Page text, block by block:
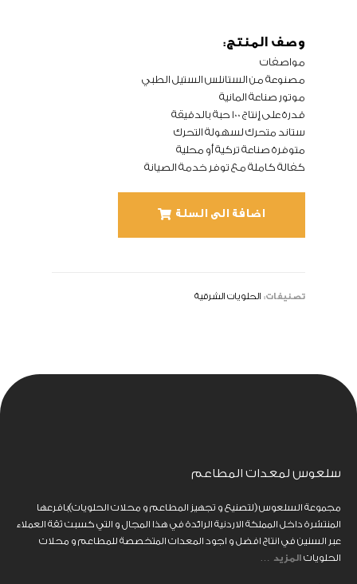
وصف المنتج:
مواصفات
مصنوعة من الستانلس الستيل الطبي
موتور صناعة المانية
قدرة على إنتاج 100 حبة بالدقيقة
ستاند متحرك لسهولة التحرك
متوفرة صناعة تركية أو محلية
كفالة كاملة مع توفر خدمة الصيانة
اضافة الى السلة
تصنيفات: الحلويات الشرقية
سلعوس لمعدات المطاعم
مجموعة السلعوس (لتصنيع و تجهيز المطاعم و محلات الحلويات)بافرعها
المنتشرة داخل المملكة الاردنية الرائدة في هذا المجال و التي كسبت ثقة العملاء
عبر السنين في انتاج افضل و اجود المعدات المتخصصة للمطاعم و محلات
الحلويات المزيد